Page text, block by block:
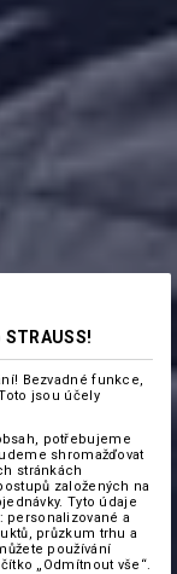
Bezvadné funkce,
jsou účely
potřebujeme
shromažďovat
stránkách
založených na
Tyto údaje
a
průzkum trhu a
používání
„Odmítnout vše“.